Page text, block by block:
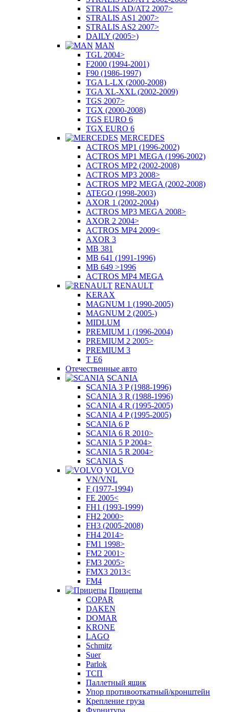
STRALIS AD/AT2 2007>
STRALIS AS1 2007>
STRALIS AS2 2007>
DAILY (2005>)
MAN
TGL 2004>
F2000 (1994-2001)
F90 (1986-1997)
TGA L-LX (2000-2008)
TGA XL-XXL (2002-2009)
TGS 2007>
TGX (2000-2008)
TGS EURO 6
TGX EURO 6
MERCEDES
ACTROS MP1 (1996-2002)
ACTROS MP1 MEGA (1996-2002)
ACTROS MP2 (2002-2008)
ACTROS MP3 2008>
ACTROS MP2 MEGA (2002-2008)
ATEGO (1998-2003)
AXOR 1 (2002-2004)
ACTROS MP3 MEGA 2008>
AXOR 2 2004>
ACTROS MP4 2009<
AXOR 3
MB 381
MB 641 (1991-1996)
MB 649 >1996
ACTROS MP4 MEGA
RENAULT
KERAX
MAGNUM 1 (1990-2005)
MAGNUM 2 (2005-)
MIDLUM
PREMIUM 1 (1996-2004)
PREMIUM 2 2005>
PREMIUM 3
T E6
Отечественные авто
SCANIA
SCANIA 3 P (1988-1996)
SCANIA 3 R (1988-1996)
SCANIA 4 R (1995-2005)
SCANIA 4 P (1995-2005)
SCANIA 6 P
SCANIA 6 R 2010>
SCANIA 5 P 2004>
SCANIA 5 R 2004>
SCANIA S
VOLVO
VN/VNL
F (1977-1994)
FE 2005<
FH1 (1993-1999)
FH2 2000>
FH3 (2005-2008)
FH4 2014>
FM1 1998>
FM2 2001>
FM3 2005>
FMX3 2013<
FM4
Прицепы
COPAR
DAKEN
DOMAR
KRONE
LAGO
Schmitz
Suer
Parlok
ТСП
Паллетный ящик
Упор противооткатный/кронштейн
Крепление груза
Фурнитура